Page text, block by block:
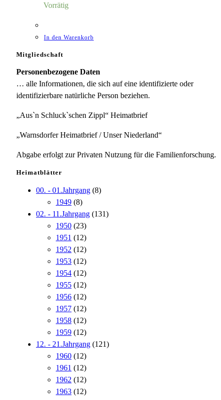
Vorrätig
In den Warenkorb
Mitgliedschaft
Personenbezogene Daten
… alle Informationen, die sich auf eine identifizierte oder
identifizierbare natürliche Person beziehen.
„Aus`n Schluck`schen Zippl“ Heimatbrief
„Warnsdorfer Heimatbrief / Unser Niederland“
Abgabe erfolgt zur Privaten Nutzung für die Familienforschung.
Heimatblätter
00. - 01.Jahrgang (8)
1949 (8)
02. - 11.Jahrgang (131)
1950 (23)
1951 (12)
1952 (12)
1953 (12)
1954 (12)
1955 (12)
1956 (12)
1957 (12)
1958 (12)
1959 (12)
12. - 21.Jahrgang (121)
1960 (12)
1961 (12)
1962 (12)
1963 (12)